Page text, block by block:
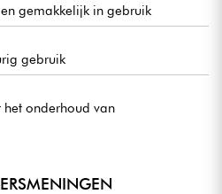
gemakkelijk in gebruik
gebruik
onderhoud van